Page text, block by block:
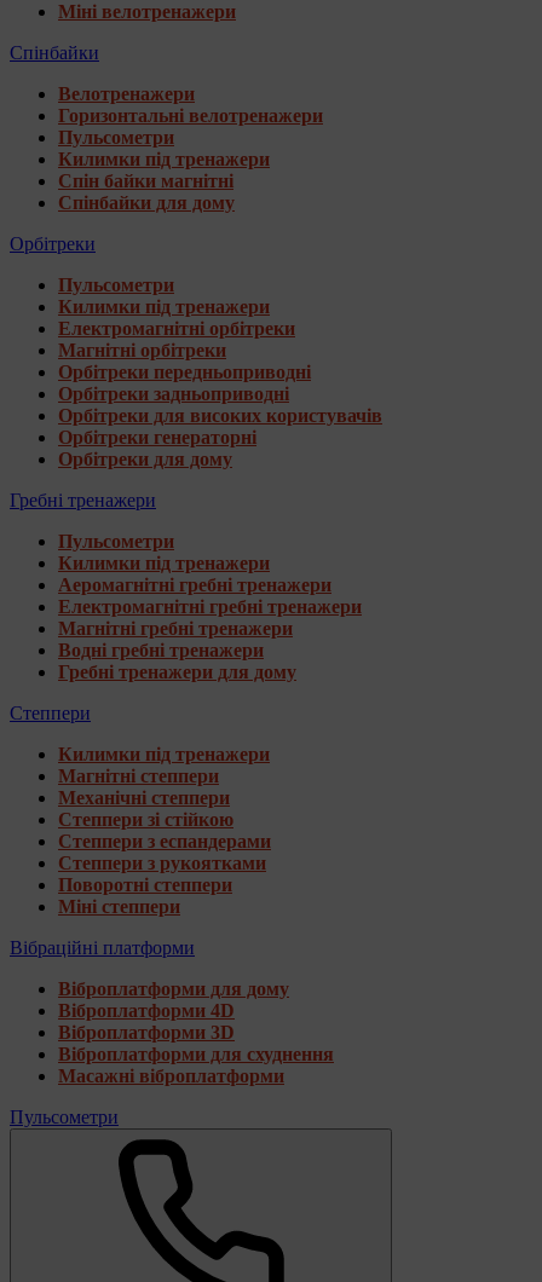
Міні велотренажери
Спінбайки
Велотренажери
Горизонтальні велотренажери
Пульсометри
Килимки під тренажери
Спін байки магнітні
Спінбайки для дому
Орбітреки
Пульсометри
Килимки під тренажери
Електромагнітні орбітреки
Магнітні орбітреки
Орбітреки передньоприводні
Орбітреки задньоприводні
Орбітреки для високих користувачів
Орбітреки генераторні
Орбітреки для дому
Гребні тренажери
Пульсометри
Килимки під тренажери
Аеромагнітні гребні тренажери
Електромагнітні гребні тренажери
Магнітні гребні тренажери
Водні гребні тренажери
Гребні тренажери для дому
Степпери
Килимки під тренажери
Магнітні степпери
Механічні степпери
Степпери зі стійкою
Степпери з еспандерами
Степпери з рукоятками
Поворотні степпери
Міні степпери
Вібраційні платформи
Віброплатформи для дому
Віброплатформи 4D
Віброплатформи 3D
Віброплатформи для схуднення
Масажні віброплатформи
Пульсометри